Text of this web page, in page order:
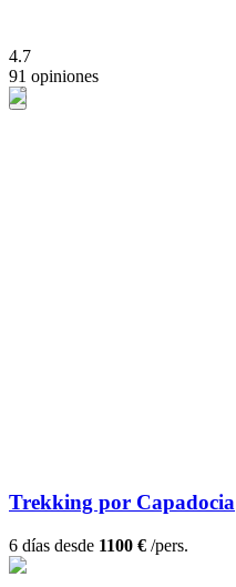
4.7
91 opiniones
Trekking por Capadocia
6 días desde 1100 € /pers.